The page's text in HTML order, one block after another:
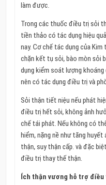
làm được.
Trong các thuốc điều trị sỏi
tiền thảo có tác dụng hiệu
nay. Cơ chế tác dụng của
chặn kết tụ sỏi, bào mòn sỏi
dụng kiểm soát lượng
nên có tác dụng điều trị và
Sỏi thận tiết niệu nếu phát
điều trị hết sỏi, không ảnh
chế tái phát. Nếu không có
hiểm, nặng nề như tăng huyết
thận, suy thận cấp. và đặc
điều trị thay thế thận.
Ích thận vương hỗ trợ